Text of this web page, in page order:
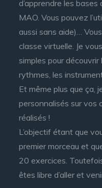
d’apprendre les
MAO. Vous pouvez
aussi sans aide)…
classe virtuelle. Je
simples pour
rythmes, les
Et même plus que ça,
personnalisés sur vos
réalisés !
L’objectif étant que
premier morceau et
20 exercices.
êtes libre d’aller et